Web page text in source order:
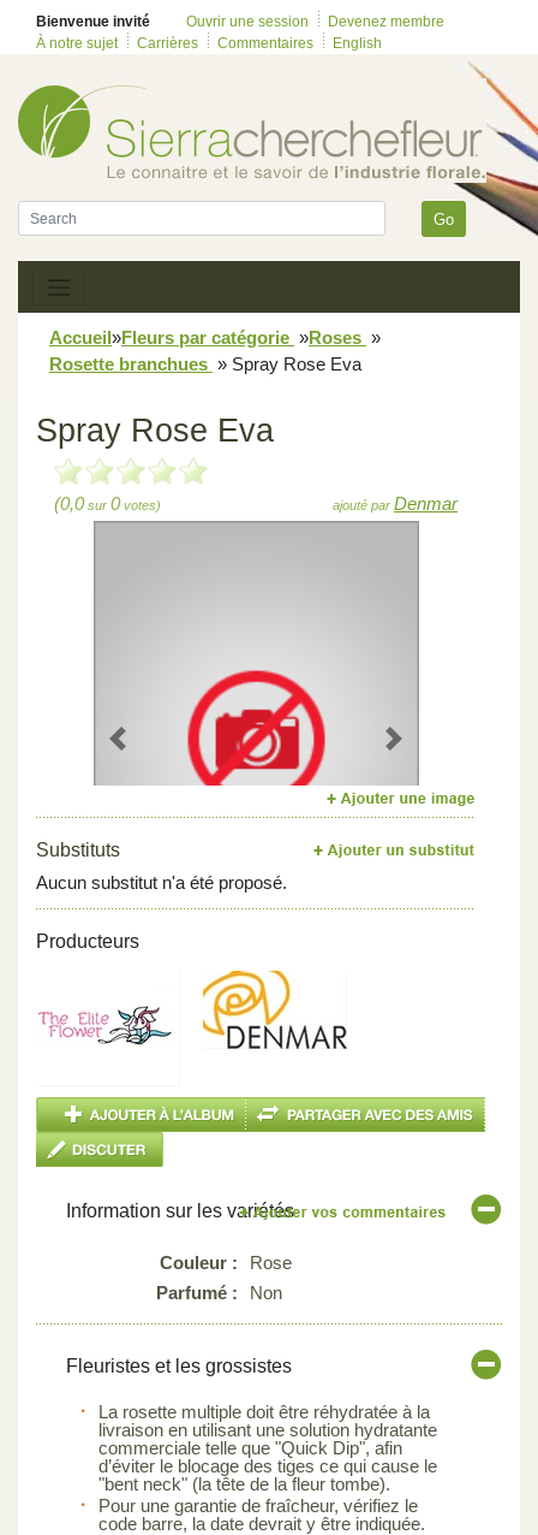
Bienvenue invité Ouvrir une session
Devenez membre
À notre sujet
Carrières Commentaires English
Go
Accueil»Fleurs par catégorie »Roses »
Rosette branchues » Spray Rose Eva
Spray Rose Eva
(0,0sur 0votes) ajouté par Denmar
Previous Next
Substituts
Aucun substitut n'a été proposé.
Producteurs
Information sur les variétés
Couleur :
Rose
Parfumé :
Non
Fleuristes et les grossistes
La rosette multiple doit être réhydratée à la
livraison en utilisant une solution hydratante
commerciale telle que "Quick Dip", afin
d’éviter le blocage des tiges ce qui cause le
"bent neck" (la tête de la fleur tombe).
Pour une garantie de fraîcheur, vérifiez le
code barre, la date devrait y être indiquée.